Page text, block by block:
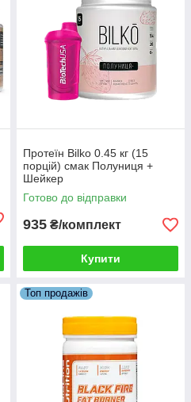
Протеїн Bilko 0.45 кг (15
порцій) смак Полуниця +
Шейкер
Готово до відправки
935 ₴/комплект
Купити
Топ продажів